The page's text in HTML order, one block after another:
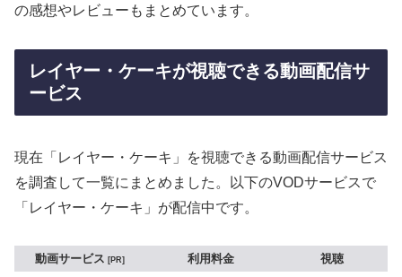
の感想やレビューもまとめています。
レイヤー・ケーキが視聴できる動画配信サ
ービス
現在「レイヤー・ケーキ」を視聴できる動画配信サービス
を調査して一覧にまとめました。以下のVODサービスで
「レイヤー・ケーキ」が配信中です。
動画サービス PR 利用料金
視聴